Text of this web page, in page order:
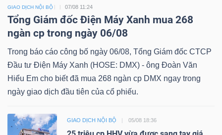
GIAO DỊCH NỘI BỘ 07/08 11:24
Tổng Giám đốc Điện Máy Xanh mua 268
ngàn cp trong ngày 06/08
Trong báo cáo công bố ngày 06/08, Tổng Giám đốc CTCP
Đầu tư Điện Máy Xanh (HOSE: DMX) - ông Đoàn Văn
Hiểu Em cho biết đã mua 268 ngàn cp DMX ngay trong
ngày giao dịch đầu tiên của cổ phiếu.
GIAO DỊCH NỘI BỘ 05/08 18:36